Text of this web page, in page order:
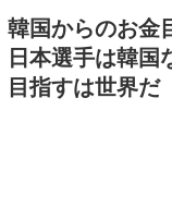
韓国からのお金
日本選手は韓国
目指すは世界だ